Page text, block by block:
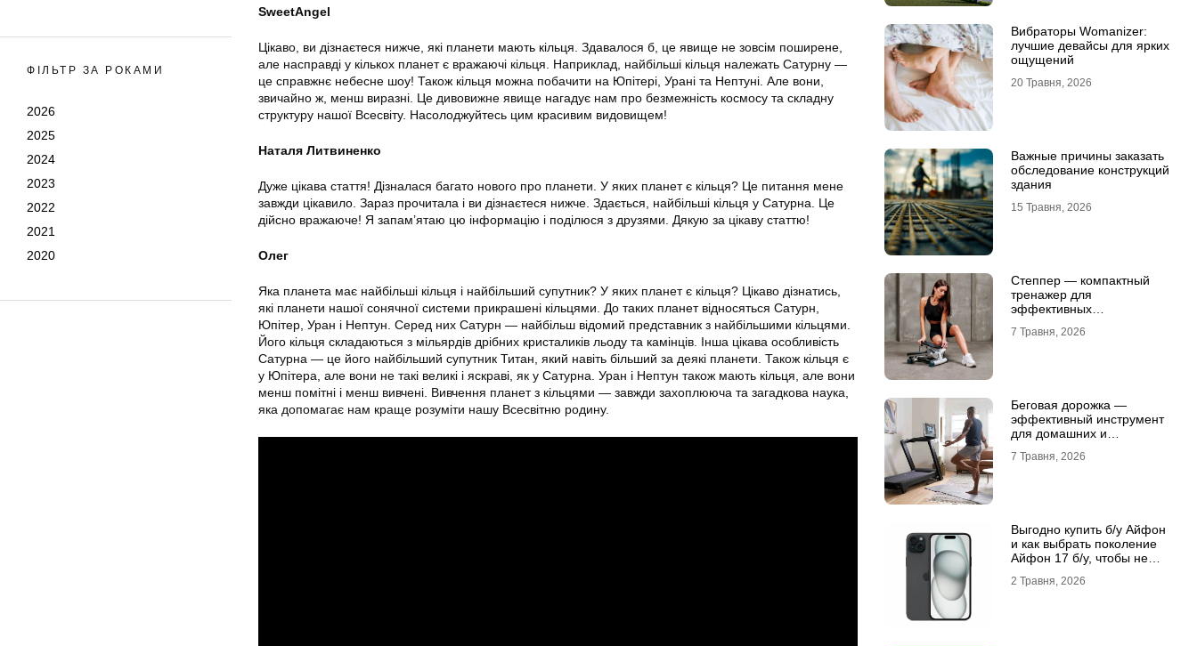
ФІЛЬТР ЗА РОКАМИ
2026
2025
2024
2023
2022
2021
2020
SweetAngel
Цікаво, ви дізнаєтеся нижче, які планети мають кільця. Здавалося б, це явище не зовсім поширене,
але насправді у кількох планет є вражаючі кільця. Наприклад, найбільші кільця належать Сатурну —
це справжнє небесне шоу! Також кільця можна побачити на Юпітері, Урані та Нептуні. Але вони,
звичайно ж, менш виразні. Це дивовижне явище нагадує нам про безмежність космосу та складну
структуру нашої Всесвіту. Насолоджуйтесь цим красивим видовищем!
Наталя Литвиненко
Дуже цікава стаття! Дізналася багато нового про планети. У яких планет є кільця? Це питання мене
завжди цікавило. Зараз прочитала і ви дізнаєтеся нижче. Здається, найбільші кільця у Сатурна. Це
дійсно вражаюче! Я запам’ятаю цю інформацію і поділюся з друзями. Дякую за цікаву статтю!
Олег
Яка планета має найбільші кільця і найбільший супутник? У яких планет є кільця? Цікаво дізнатись,
які планети нашої сонячної системи прикрашені кільцями. До таких планет відносяться Сатурн,
Юпітер, Уран і Нептун. Серед них Сатурн — найбільш відомий представник з найбільшими кільцями.
Його кільця складаються з мільярдів дрібних кристаликів льоду та камінців. Інша цікава особливість
Сатурна — це його найбільший супутник Титан, який навіть більший за деякі планети. Також кільця є
у Юпітера, але вони не такі великі і яскраві, як у Сатурна. Уран і Нептун також мають кільця, але вони
менш помітні і менш вивчені. Вивчення планет з кільцями — завжди захоплююча та загадкова наука,
яка допомагає нам краще розуміти нашу Всесвітню родину.
Вибраторы Womanizer:
лучшие девайсы для ярких
ощущений
20 Травня, 2026
Важные причины заказать
обследование конструкций
здания
15 Травня, 2026
Степпер — компактный
тренажер для
эффективных
7 Травня, 2026
Беговая дорожка —
эффективный инструмент
для домашних и
тренировок
7 Травня, 2026
Выгодно купить б/у Айфон
и как выбрать поколение
Айфон 17 б/у, чтобы не
2 Травня, 2026